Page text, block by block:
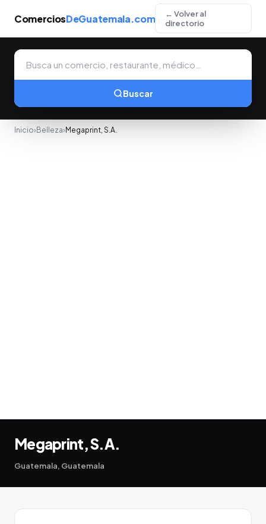
ComerciosDeGuatemala.com
← Volver al
directorio
Buscar
Inicio› Belleza› Megaprint, S.A.
Megaprint, S.A.
Guatemala, Guatemala